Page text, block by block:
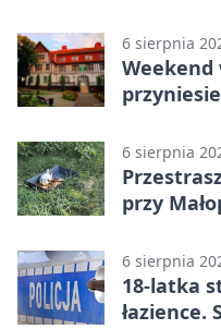
6 sierpnia
Weekend
6 sierpnia
przy
6 sierpnia
18-latka
łazience.